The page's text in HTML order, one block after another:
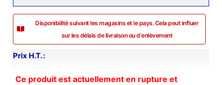
Disponibilité suivant les magasins et le pays. Cela peut influer
sur les délais de livraison ou d'enlèvement
Prix H.T. :
Ce produit est actuellement en rupture et